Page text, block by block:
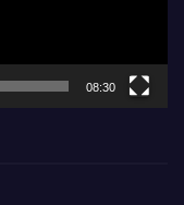
08:30